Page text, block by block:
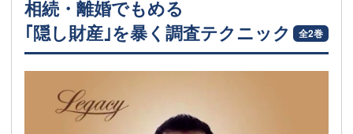
相続・離婚でもめる
｢隠し財産｣を暴く調査テクニック
全2巻